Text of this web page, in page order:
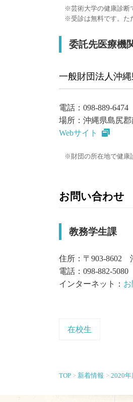
芸術大学の健康診断
受診は無料です。た
委託先医療機
一般財団法人沖
電話：098-889-6474
場所：沖縄県島尻
Webサイト
財団の所在地で健康
お問い合わせ
教務学生課
住所：〒903-8602
電話：098-882-5080
インターネット：
在校生
TOP 新着情報 2020年